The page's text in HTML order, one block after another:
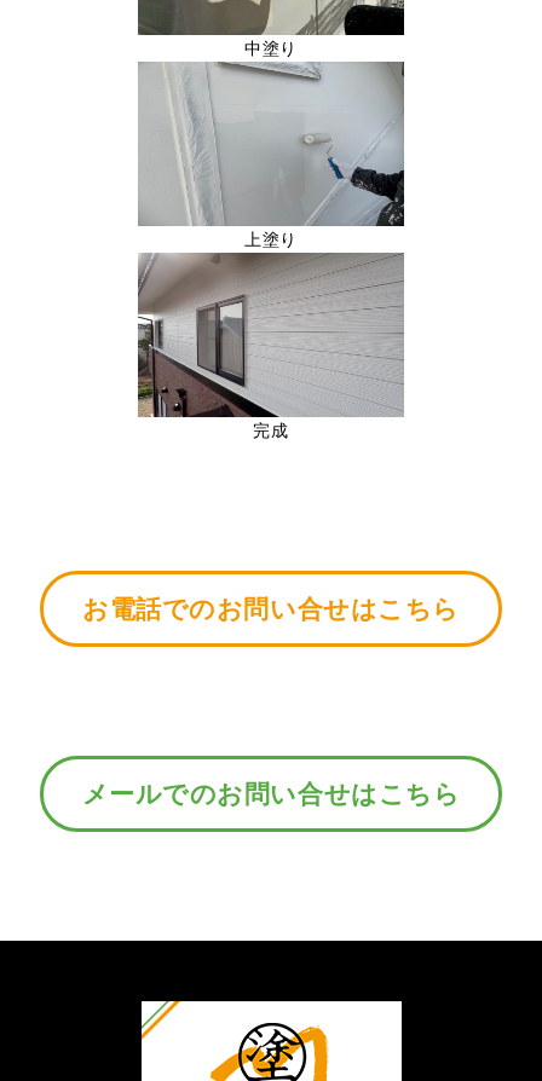
中塗り
上塗り
完成
お電話でのお問い合せはこちら
メールでのお問い合せはこちら